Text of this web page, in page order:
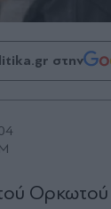
στην
Ορκωτού